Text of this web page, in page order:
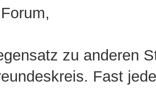
zu anderen
Fast